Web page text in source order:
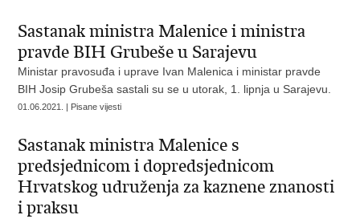
Sastanak ministra Malenice i ministra
pravde BIH Grubeše u Sarajevu
Ministar pravosuđa i uprave Ivan Malenica i ministar pravde
BIH Josip Grubeša sastali su se u utorak, 1. lipnja u Sarajevu.
01.06.2021. | Pisane vijesti
Sastanak ministra Malenice s
predsjednicom i dopredsjednicom
Hrvatskog udruženja za kaznene znanosti
i praksu